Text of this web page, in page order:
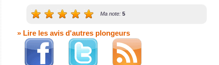
Ma note: 5
» Lire les avis d'autres plongeurs